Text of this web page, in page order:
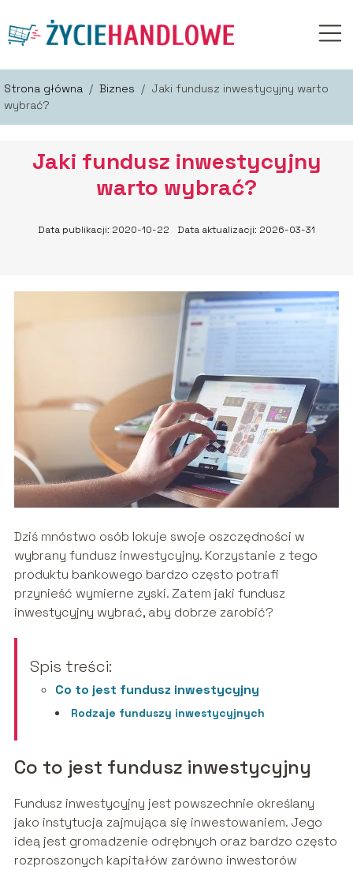
Strona główna / Biznes / Jaki fundusz inwestycyjny warto
wybrać?
Jaki fundusz inwestycyjny
warto wybrać?
Data publikacji: 2020-10-22 Data aktualizacji: 2026-03-31
Dziś mnóstwo osób lokuje swoje oszczędności w
wybrany fundusz inwestycyjny. Korzystanie z tego
produktu bankowego bardzo często potrafi
przynieść wymierne zyski. Zatem jaki fundusz
inwestycyjny wybrać, aby dobrze zarobić?
Spis treści:
Co to jest fundusz inwestycyjny
Rodzaje funduszy inwestycyjnych
Co to jest fundusz inwestycyjny
Fundusz inwestycyjny jest powszechnie określany
jako instytucja zajmująca się inwestowaniem. Jego
ideą jest gromadzenie odrębnych oraz bardzo często
rozproszonych kapitałów zarówno inwestorów